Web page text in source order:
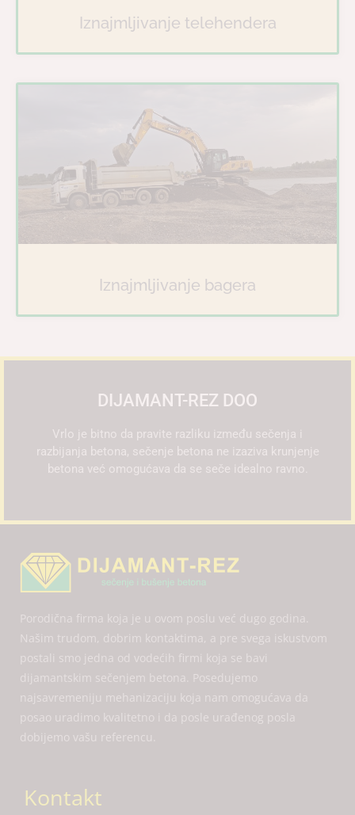
Iznajmljivanje telehendera
Iznajmljivanje bagera
DIJAMANT-REZ DOO
Vrlo je bitno da pravite razliku između sečenja i
razbijanja betona, sečenje betona ne izaziva krunjenje
betona već omogućava da se seče idealno ravno.
Porodična firma koja je u ovom poslu već dugo godina.
Našim trudom, dobrim kontaktima, a pre svega iskustvom
postali smo jedna od vodećih firmi koja se bavi
dijamantskim sečenjem betona. Posedujemo
najsavremeniju mehanizaciju koja nam omogućava da
posao uradimo kvalitetno i da posle urađenog posla
dobijemo vašu referencu.
Kontakt